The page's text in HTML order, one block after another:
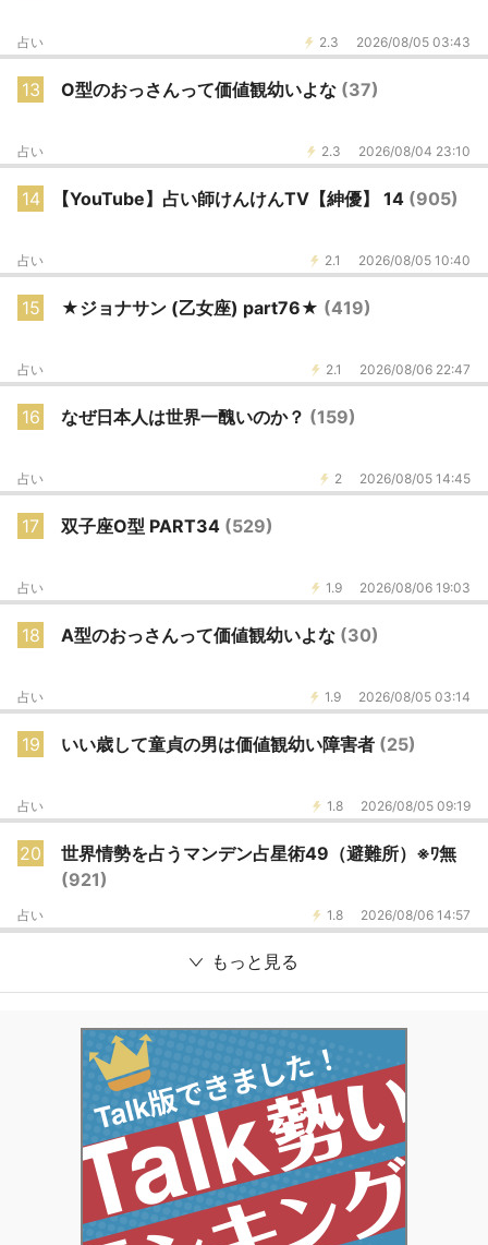
2.3 2026/08/05 03:43
占い
13 O型のおっさんって価値観幼いよな (37)
2.3 2026/08/04 23:10
占い
14 【YouTube】占い師けんけんTV【紳優】 14 (905)
2.1 2026/08/05 10:40
占い
15 ★ジョナサン (乙女座) part76★ (419)
2.1 2026/08/06 22:47
占い
16 なぜ日本人は世界一醜いのか？ (159)
2 2026/08/05 14:45
占い
17 双子座O型 PART34 (529)
1.9 2026/08/06 19:03
占い
18 A型のおっさんって価値観幼いよな (30)
1.9 2026/08/05 03:14
占い
19 いい歳して童貞の男は価値観幼い障害者 (25)
1.8 2026/08/05 09:19
占い
20
世界情勢を占うマンデン占星術49（避難所）※ﾜ無
(921)
1.8 2026/08/06 14:57
占い
もっと見る